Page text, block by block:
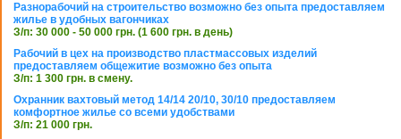
Разнорабочий на строительство возможно без опыта предоставляем
жилье в удобных вагончиках
З/п: 30 000 - 50 000 грн. (1 600 грн. в день)
Рабочий в цех на производство пластмассовых изделий
предоставляем общежитие возможно без опыта
З/п: 1 300 грн. в смену.
Охранник вахтовый метод 14/14 20/10, 30/10 предоставляем
комфортное жилье со всеми удобствами
З/п: 21 000 грн.